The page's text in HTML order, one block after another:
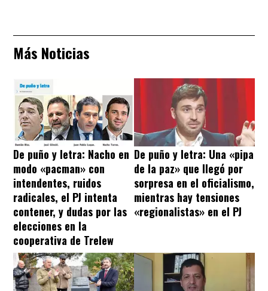
Más Noticias
De puño y letra: Nacho en
modo «pacman» con
intendentes, ruidos
radicales, el PJ intenta
contener, y dudas por las
elecciones en la
cooperativa de Trelew
De puño y letra: Una «pipa
de la paz» que llegó por
sorpresa en el oficialismo,
mientras hay tensiones
«regionalistas» en el PJ